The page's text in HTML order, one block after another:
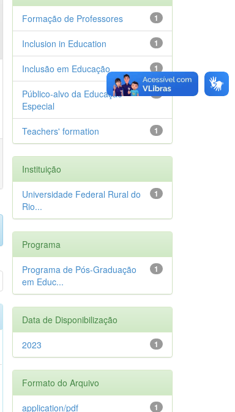
1
Formação de Professores
1
Inclusion in Education
1
Inclusão em Educação
1
Público-alvo da Educação
Especial
1
Teachers' formation
Instituição
1
Universidade Federal Rural do
Rio...
Programa
1
Programa de Pós-Graduação
em Educ...
Data de Disponibilização
1
2023
Formato do Arquivo
1
application/pdf